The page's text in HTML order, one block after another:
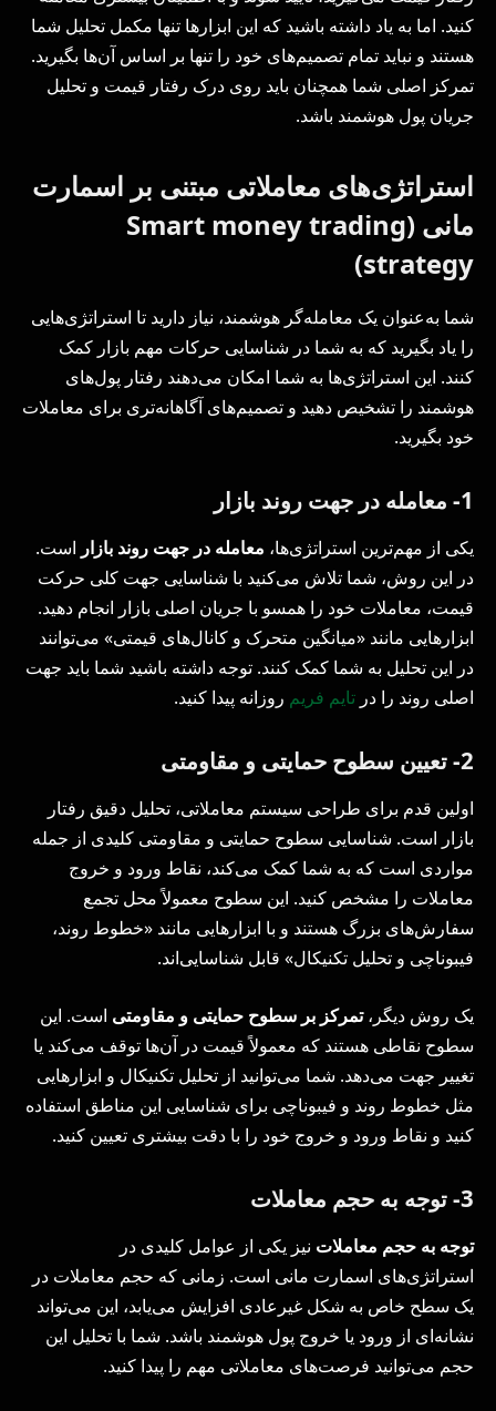
کنید. اما به یاد داشته باشید که این ابزارها تنها مکمل تحلیل شما
هستند و نباید تمام تصمیم‌های خود را تنها بر اساس آن‌ها بگیرید.
تمرکز اصلی شما همچنان باید روی درک رفتار قیمت و تحلیل
جریان پول هوشمند باشد.
استراتژی‌های معاملاتی مبتنی بر اسمارت
مانی (Smart money trading
strategy)
شما به‌عنوان یک معامله‌گر هوشمند، نیاز دارید تا استراتژی‌هایی
را یاد بگیرید که به شما در شناسایی حرکات مهم بازار کمک
کنند. این استراتژی‌ها به شما امکان می‌دهند رفتار پول‌های
هوشمند را تشخیص دهید و تصمیم‌های آگاهانه‌تری برای معاملات
خود بگیرید.
1- معامله در جهت روند بازار
یکی از مهم‌ترین استراتژی‌ها، معامله در جهت روند بازار است.
در این روش، شما تلاش می‌کنید با شناسایی جهت کلی حرکت
قیمت، معاملات خود را همسو با جریان اصلی بازار انجام دهید.
ابزارهایی مانند «میانگین متحرک و کانال‌های قیمتی» می‌توانند
در این تحلیل به شما کمک کنند. توجه داشته باشید شما باید جهت
اصلی روند را در تایم فریم روزانه پیدا کنید.
2- تعیین سطوح حمایتی و مقاومتی
اولین قدم برای طراحی سیستم معاملاتی، تحلیل دقیق رفتار
بازار است. شناسایی سطوح حمایتی و مقاومتی کلیدی از جمله
مواردی است که به شما کمک می‌کند، نقاط ورود و خروج
معاملات را مشخص کنید. این سطوح معمولاً محل تجمع
سفارش‌های بزرگ هستند و با ابزارهایی مانند «خطوط روند،
فیبوناچی و تحلیل تکنیکال» قابل شناسایی‌اند.
یک روش دیگر،تمرکز بر سطوح حمایتی و مقاومتی است. این
سطوح نقاطی هستند که معمولاً قیمت در آن‌ها توقف می‌کند یا
تغییر جهت می‌دهد. شما می‌توانید از تحلیل تکنیکال و ابزارهایی
مثل خطوط روند و فیبوناچی برای شناسایی این مناطق استفاده
کنید و نقاط ورود و خروج خود را با دقت بیشتری تعیین کنید.
3- توجه به حجم معاملات
توجه به حجم معاملات نیز یکی از عوامل کلیدی در
استراتژی‌های اسمارت مانی است. زمانی که حجم معاملات در
یک سطح خاص به شکل غیرعادی افزایش می‌یابد، این می‌تواند
نشانه‌ای از ورود یا خروج پول هوشمند باشد. شما با تحلیل این
حجم می‌توانید فرصت‌های معاملاتی مهم را پیدا کنید.